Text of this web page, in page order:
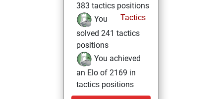
383 tactics positions
Tactics
You
solved 241 tactics
positions
You achieved
an Elo of 2169 in
tactics positions